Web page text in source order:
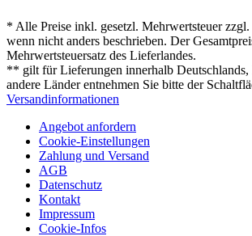
* Alle Preise inkl. gesetzl. Mehrwertsteuer zzgl.
wenn nicht anders beschrieben. Der
Mehrwertsteuersatz des Lieferlandes.
** gilt für Lieferungen innerhalb
andere Länder entnehmen Sie bitte der
Versandinformationen
Angebot anfordern
Cookie-Einstellungen
Zahlung und Versand
AGB
Datenschutz
Kontakt
Impressum
Cookie-Infos